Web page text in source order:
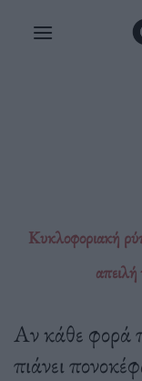
Κυκλοφοριακή
Αν κάθε φορά
πιάνει